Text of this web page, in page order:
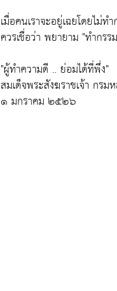
เมื่อคนเราจะอยู่เฉยโดยไม่
ควรเชื่อว่า พยายาม "ทำกรร
"ผู้ทำความดี .. ย่อมได้ที่พึ่ง"
สมเด็จพระสังฆราชเจ้า กร
๑ มกราคม ๒๕๒๖